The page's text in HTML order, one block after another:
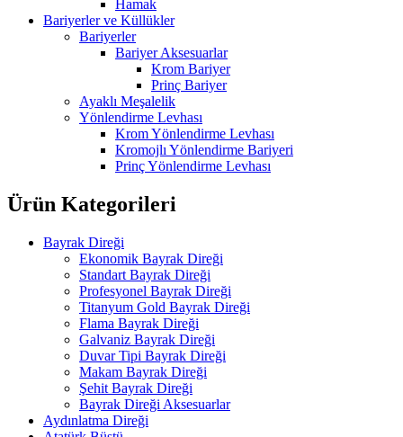
Hamak
Bariyerler ve Küllükler
Bariyerler
Bariyer Aksesuarlar
Krom Bariyer
Prinç Bariyer
Ayaklı Meşalelik
Yönlendirme Levhası
Krom Yönlendirme Levhası
Kromojlı Yönlendirme Bariyeri
Prinç Yönlendirme Levhası
Ürün Kategorileri
Bayrak Direği
Ekonomik Bayrak Direği
Standart Bayrak Direği
Profesyonel Bayrak Direği
Titanyum Gold Bayrak Direği
Flama Bayrak Direği
Galvaniz Bayrak Direği
Duvar Tipi Bayrak Direği
Makam Bayrak Direği
Şehit Bayrak Direği
Bayrak Direği Aksesuarlar
Aydınlatma Direği